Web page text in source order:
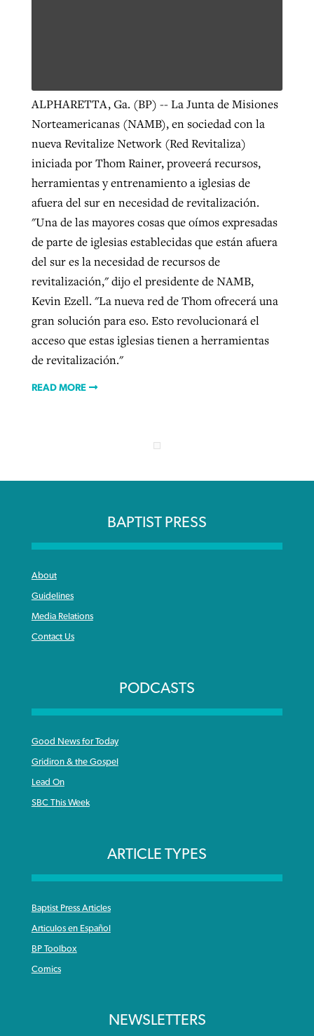
ALPHARETTA, Ga. (BP) -- La Junta de Misiones
Norteamericanas (NAMB), en sociedad con la
nueva Revitalize Network (Red Revitaliza)
iniciada por Thom Rainer, proveerá recursos,
herramientas y entrenamiento a iglesias de
afuera del sur en necesidad de revitalización.
"Una de las mayores cosas que oímos expresadas
de parte de iglesias establecidas que están afuera
del sur es la necesidad de recursos de
revitalización," dijo el presidente de NAMB,
Kevin Ezell. "La nueva red de Thom ofrecerá una
gran solución para eso. Esto revolucionará el
acceso que estas iglesias tienen a herramientas
de revitalización."
READ MORE
BAPTIST PRESS
About
Guidelines
Media Relations
Contact Us
PODCASTS
Good News for Today
Gridiron & the Gospel
Lead On
SBC This Week
ARTICLE TYPES
Baptist Press Articles
Articulos en Español
BP Toolbox
Comics
NEWSLETTERS